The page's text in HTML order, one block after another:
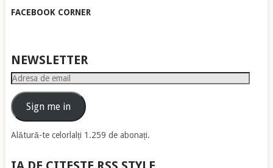
FACEBOOK CORNER
NEWSLETTER
Adresa
emailSign me in
Alătură-te celorlalți 1.259 de abonați.